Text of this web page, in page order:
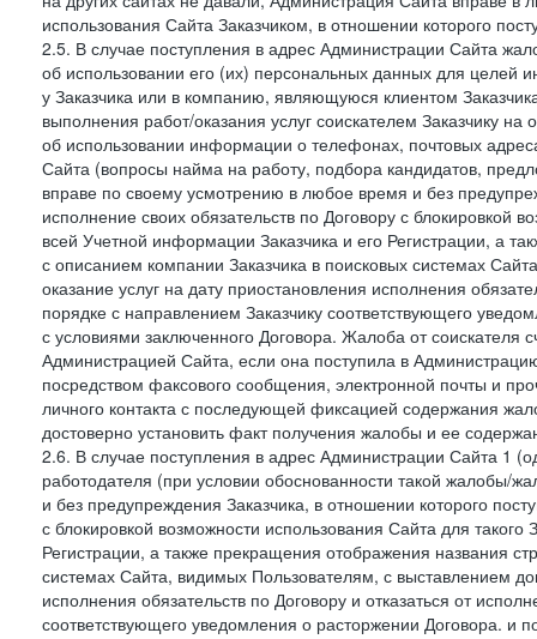
использования Сайта Заказчиком, в отношении которого
2.5. В случае поступления в адрес Администрации Сайта
об использовании его (их) персональных данных для целей
у Заказчика или в компанию, являющуюся клиентом
выполнения работ/оказания услуг соискателем Заказчику
об использовании информации о телефонах, почтовых
Сайта (вопросы найма на работу, подбора кандидатов,
вправе по своему усмотрению в любое время и без
исполнение своих обязательств по Договору с блокировкой
всей Учетной информации Заказчика и его Регистрации, а
с описанием компании Заказчика в поисковых системах
оказание услуг на дату приостановления исполнения
порядке с направлением Заказчику соответствующего
с условиями заключенного Договора. Жалоба от
Администрацией Сайта, если она поступила в
посредством факсового сообщения, электронной почты и
личного контакта с последующей фиксацией содержания
достоверно установить факт получения жалобы и ее
2.6. В случае поступления в адрес Администрации Сайта 1
работодателя (при условии обоснованности такой
и без предупреждения Заказчика, в отношении которого
с блокировкой возможности использования Сайта для
Регистрации, а также прекращения отображения названия
системах Сайта, видимых Пользователям, с выставлением
исполнения обязательств по Договору и отказаться от
соответствующего уведомления о расторжении Договора. и